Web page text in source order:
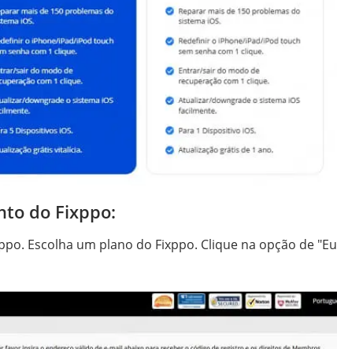
do Fixppo:
Escolha um plano do Fixppo. Clique na opção de "Eu